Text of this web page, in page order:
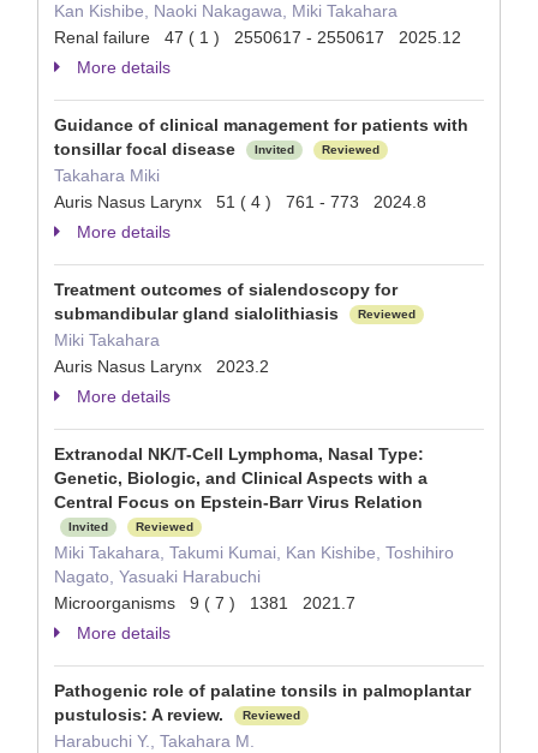
Kan Kishibe, Naoki Nakagawa, Miki Takahara
Renal failure 47 ( 1 ) 2550617 - 2550617 2025.12
More details
Guidance of clinical management for patients with
tonsillar focal disease
Invited Reviewed
Takahara Miki
Auris Nasus Larynx 51 ( 4 ) 761 - 773 2024.8
More details
Treatment outcomes of sialendoscopy for
submandibular gland sialolithiasis
Reviewed
Miki Takahara
Auris Nasus Larynx 2023.2
More details
Extranodal NK/T-Cell Lymphoma, Nasal Type:
Genetic, Biologic, and Clinical Aspects with a
Central Focus on Epstein-Barr Virus Relation
Invited Reviewed
Miki Takahara, Takumi Kumai, Kan Kishibe, Toshihiro
Nagato, Yasuaki Harabuchi
Microorganisms 9 ( 7 ) 1381 2021.7
More details
Pathogenic role of palatine tonsils in palmoplantar
pustulosis: A review.
Reviewed
Harabuchi Y., Takahara M.